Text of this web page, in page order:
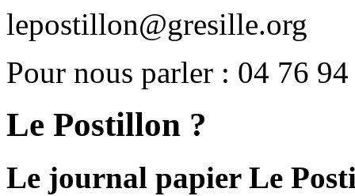
lepostillon@gresille.org
Pour nous parler : 04 76
Le Postillon ?
Le journal papier Le